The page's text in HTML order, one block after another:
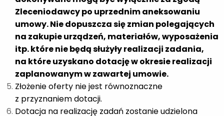
Zleceniodawcy po uprzednim aneksowaniu
umowy. Nie dopuszcza się zmian polegających
na zakupie urządzeń, materiałów, wyposażenia
itp. które nie będą służyły realizacji zadania,
na które uzyskano dotację w okresie realizacji
zaplanowanym w zawartej umowie.
Złożenie oferty nie jest równoznaczne
z przyznaniem dotacji.
Dotacja na realizację zadań zostanie udzielona